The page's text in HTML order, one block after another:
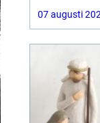
varierande
kunna njuta
anpassade
båt och
Många letar
07 augusti